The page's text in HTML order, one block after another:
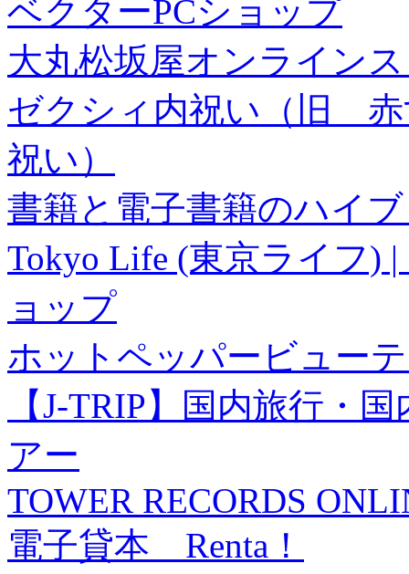
ベクターPCショップ
大丸松坂屋オンライン
ゼクシィ内祝い（旧 赤
祝い）
書籍と電子書籍のハイ
Tokyo Life (東京ライフ)
ョップ
ホットペッパービュー
【J-TRIP】国内旅行・
アー
TOWER RECORDS
電子貸本 Renta！